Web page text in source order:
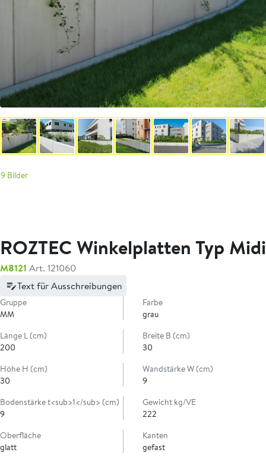
9 Bilder
ROZTEC Winkelplatten Typ Midi
M8121 Art. 121060
Text für Ausschreibungen
Gruppe
MM
Farbe
grau
Länge L (cm)
200
Breite B (cm)
30
Höhe H (cm)
30
Wandstärke W (cm)
9
Bodenstärke t<sub>1</sub> (cm)
9
Gewicht kg/VE
222
Oberfläche
glatt
Kanten
gefast